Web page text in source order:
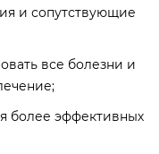
и сопутствующие
все болезни и
более эффективных